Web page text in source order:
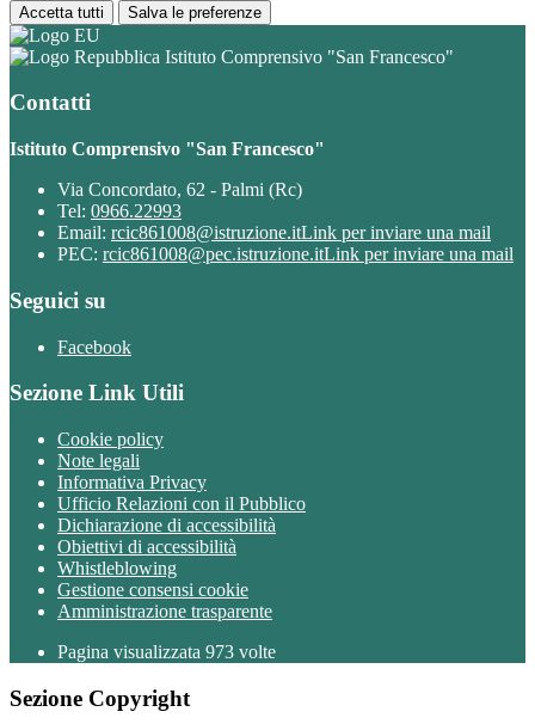
Accetta tutti Salva le preferenze
Istituto Comprensivo "San Francesco"
Contatti
Istituto Comprensivo "San Francesco"
Via Concordato, 62 - Palmi (Rc)
Tel: 0966.22993
Email: rcic861008@istruzione.itLink per inviare una mail
PEC: rcic861008@pec.istruzione.itLink per inviare una mail
Seguici su
Facebook
Sezione Link Utili
Cookie policy
Note legali
Informativa Privacy
Ufficio Relazioni con il Pubblico
Dichiarazione di accessibilità
Obiettivi di accessibilità
Whistleblowing
Gestione consensi cookie
Amministrazione trasparente
Pagina visualizzata 973 volte
Sezione Copyright